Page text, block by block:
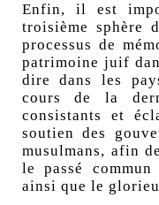
Enfin, il est
troisième sphère
processus de
patrimoine juif
dire dans les
cours de la
consistants et
soutien des
musulmans, afin
le passé
ainsi que le